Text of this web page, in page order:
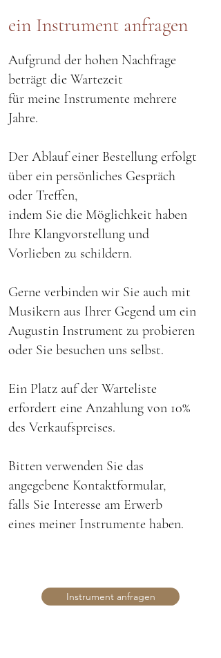
ein Instrument anfragen
Aufgrund der hohen Nachfrage
beträgt die Wartezeit
für meine Instrumente mehrere
Jahre.
Der Ablauf einer Bestellung erfolgt
über ein persönliches Gespräch
oder Treffen,
indem Sie die Möglichkeit haben
Ihre Klangvorstellung und
Vorlieben zu schildern.
Gerne verbinden wir Sie auch mit
Musikern aus Ihrer Gegend um ein
Augustin Instrument zu probieren
oder Sie besuchen uns selbst.
Ein Platz auf der Warteliste
erfordert eine Anzahlung von 10%
des Verkaufspreises.
Bitten verwenden Sie das
angegebene Kontaktformular,
falls Sie Interesse am Erwerb
eines meiner Instrumente haben.
Instrument anfragen